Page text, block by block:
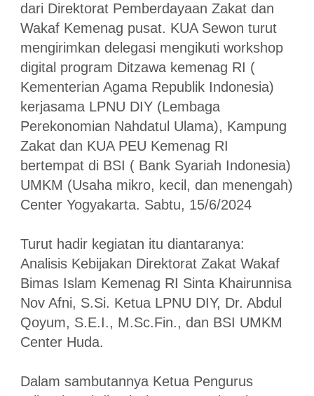
dari Direktorat Pemberdayaan Zakat dan
Wakaf Kemenag pusat. KUA Sewon turut
mengirimkan delegasi mengikuti workshop
digital program Ditzawa kemenag RI (
Kementerian Agama Republik Indonesia)
kerjasama LPNU DIY (Lembaga
Perekonomian Nahdatul Ulama), Kampung
Zakat dan KUA PEU Kemenag RI
bertempat di BSI ( Bank Syariah Indonesia)
UMKM (Usaha mikro, kecil, dan menengah)
Center Yogyakarta. Sabtu, 15/6/2024
Turut hadir kegiatan itu diantaranya:
Analisis Kebijakan Direktorat Zakat Wakaf
Bimas Islam Kemenag RI Sinta Khairunnisa
Nov Afni, S.Si. Ketua LPNU DIY, Dr. Abdul
Qoyum, S.E.I., M.Sc.Fin., dan BSI UMKM
Center Huda.
Dalam sambutannya Ketua Pengurus